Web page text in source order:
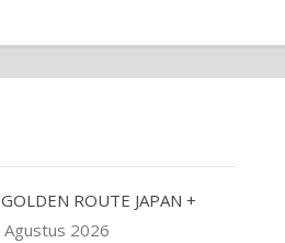
ROUTE JAPAN +
Agustus 2026